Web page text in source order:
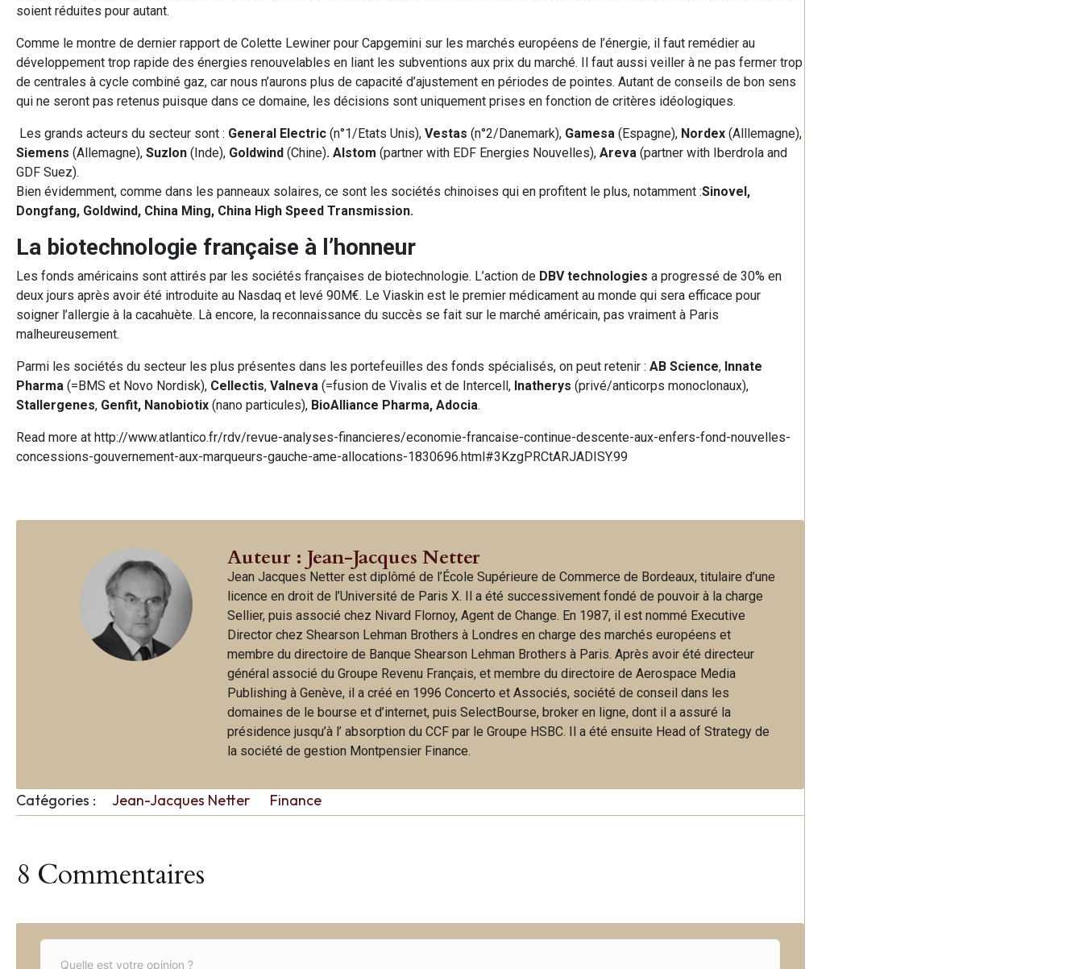
soient réduites pour autant.
Comme le montre de dernier rapport de Colette Lewiner pour Capgemini sur les marchés européens de l’énergie, il faut remédier au
développement trop rapide des énergies renouvelables en liant les subventions aux prix du marché. Il faut aussi veiller à ne pas fermer trop
de centrales à cycle combiné gaz, car nous n’aurons plus de capacité d’ajustement en périodes de pointes. Autant de conseils de bon sens
qui ne seront pas retenus puisque dans ce domaine, les décisions sont uniquement prises en fonction de critères idéologiques.
Les grands acteurs du secteur sont : General Electric (n°1/Etats Unis), Vestas (n°2/Danemark), Gamesa (Espagne), Nordex (Alllemagne),
Siemens (Allemagne), Suzlon (Inde), Goldwind (Chine). Alstom (partner with EDF Energies Nouvelles), Areva (partner with Iberdrola and
GDF Suez).
Bien évidemment, comme dans les panneaux solaires, ce sont les sociétés chinoises qui en profitent le plus, notamment :Sinovel,
Dongfang, Goldwind, China Ming, China High Speed Transmission.
La biotechnologie française à l’honneur
Les fonds américains sont attirés par les sociétés françaises de biotechnologie. L’action de DBV technologies a progressé de 30% en
deux jours après avoir été introduite au Nasdaq et levé 90M€. Le Viaskin est le premier médicament au monde qui sera efficace pour
soigner l’allergie à la cacahuète. Là encore, la reconnaissance du succès se fait sur le marché américain, pas vraiment à Paris
malheureusement.
Parmi les sociétés du secteur les plus présentes dans les portefeuilles des fonds spécialisés, on peut retenir : AB Science, Innate
Pharma (=BMS et Novo Nordisk), Cellectis, Valneva (=fusion de Vivalis et de Intercell, Inatherys (privé/anticorps monoclonaux),
Stallergenes, Genfit, Nanobiotix (nano particules), BioAlliance Pharma, Adocia.
Read more at http://www.atlantico.fr/rdv/revue-analyses-financieres/economie-francaise-continue-descente-aux-enfers-fond-nouvelles-
concessions-gouvernement-aux-marqueurs-gauche-ame-allocations-1830696.html#3KzgPRCtARJADISY.99
Auteur : Jean-Jacques Netter
Jean Jacques Netter est diplômé de l’École Supérieure de Commerce de Bordeaux, titulaire d’une
licence en droit de l’Université de Paris X. Il a été successivement fondé de pouvoir à la charge
Sellier, puis associé chez Nivard Flornoy, Agent de Change. En 1987, il est nommé Executive
Director chez Shearson Lehman Brothers à Londres en charge des marchés européens et
membre du directoire de Banque Shearson Lehman Brothers à Paris. Après avoir été directeur
général associé du Groupe Revenu Français, et membre du directoire de Aerospace Media
Publishing à Genève, il a créé en 1996 Concerto et Associés, société de conseil dans les
domaines de le bourse et d’internet, puis SelectBourse, broker en ligne, dont il a assuré la
présidence jusqu’à l’ absorption du CCF par le Groupe HSBC. Il a été ensuite Head of Strategy de
la société de gestion Montpensier Finance.
Catégories : Jean-Jacques Netter Finance
8 Commentaires
C